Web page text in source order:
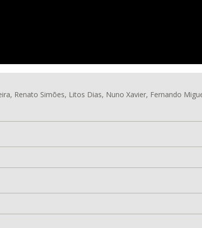
Renato Simões, Litos Dias, Nuno Xavier, Fernando